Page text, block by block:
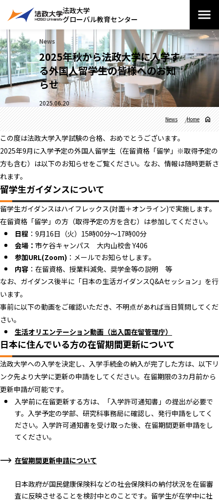
法政大学
グローバル教育センター
News
2025年秋から法政大学に入学す
る外国人留学生の皆様へのお知
らせ
2025.06.20
Home
News
この度は法政大学入学試験の合格、おめでとうございます。
2025年9月に入学予定の外国人留学生（在留資格「留学」※取得予定の
方も含む）は以下のお知らせをご覧ください。なお、情報は随時更新さ
れます。
留学生ガイダンスについて
留学生ガイダンスはハイフレックス(対面＋オンライン)で実施します。
在留資格「留学」の方（取得予定の方を含む）は参加してください。
日程 ：9月16日（火）15時00分～17時00分
会場： 市ケ谷キャンパス 大内山校舎 Y406
参加URL(Zoom) ：メールでお知らせします。
内容 ：在留資格、授業料減免、奨学金等の説明 等
なお、ガイダンス後半に「日本の生活ガイダンスQ&Aセッション」を行
います。
事前に以下の動画をご確認いただき、不明点があれば当日質問してくだ
さい。
生活オリエンテーション動画（出入国在留管理庁）
日本に住んでいる方の在留期間更新について
法政大学への入学を決定し、入学手続金の納入が完了した方は、以下リ
ンク先より大学に更新の申請をしてください。在留期限の3カ月前から
更新申請が可能です。
入学前に在留更新する方は、「入学許可通知書」の提出が必要で
す。入学予定の学部、研究科事務局に確認し、発行申請をしてく
ださい。入学許可通知書を受け取った後、在留期間更新申請をし
てください。
在留期間更新申請について
日本政府が国民健康保険料などの社会保険料の納付状況を在留審
査に反映させることを検討中とのことです。留学生が在学中に社